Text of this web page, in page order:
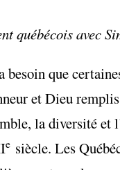
québécois avec
besoin que
et Dieu
la diversité
e siècle. Les